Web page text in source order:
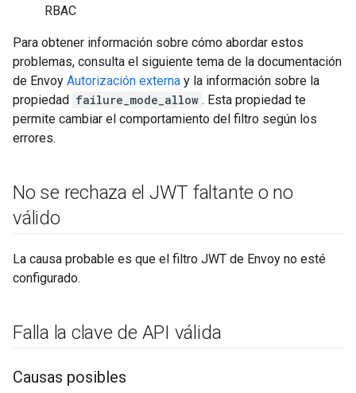
RBAC
Para obtener información sobre cómo abordar estos
problemas, consulta el siguiente tema de la documentación
de Envoy Autorización externa y la información sobre la
propiedad failure_mode_allow . Esta propiedad te
permite cambiar el comportamiento del filtro según los
errores.
No se rechaza el JWT faltante o no
válido
La causa probable es que el filtro JWT de Envoy no esté
configurado.
Falla la clave de API válida
Causas posibles